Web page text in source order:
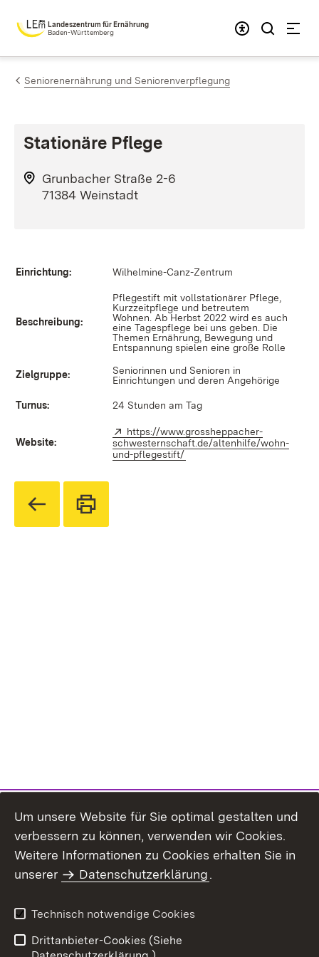
Zum Inhalt springen
Landeszentrum für Ernährung
Baden-Württemberg
Seniorenernährung und Seniorenverpflegung
Stationäre Pflege
Grunbacher Straße 2-6
71384 Weinstadt
Einrichtung: Wilhelmine-Canz-Zentrum
Beschreibung:
Pflegestift mit vollstationärer Pflege,
Kurzzeitpflege und betreutem
Wohnen. Ab Herbst 2022 wird es auch
eine Tagespflege bei uns geben. Die
Themen Ernährung, Bewegung und
Entspannung spielen eine große Rolle
Zielgruppe:
Seniorinnen und Senioren in
Einrichtungen und deren Angehörige
Turnus: 24 Stunden am Tag
Website:
Extern:
https://www.grossheppacher-
schwesternschaft.de/altenhilfe/wohn-
und-pflegestift/
Themenübersicht
Um unsere Website für Sie optimal gestalten und
verbessern zu können, verwenden wir Cookies.
Weitere Informationen zu Cookies erhalten Sie in
unserer
Datenschutzerklärung.
Technisch notwendige Cookies
Drittanbieter-Cookies (Siehe